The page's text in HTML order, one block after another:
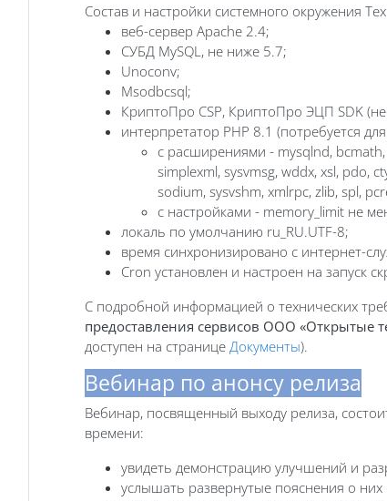
Состав и настройки системного окружения
веб-сервер Apache 2.4;
СУБД MySQL, не ниже 5.7;
Unoconv;
Msodbcsql;
КриптоПро CSP, КриптоПро ЭЦП SDK
интерпретатор PHP 8.1 (потребуется
с расширениями - mysqlnd,
simplexml, sysvmsg, wddx, xsl, pdo,
sodium, sysvshm, xmlrpc, zlib, spl,
с настройками - memory_limit не
локаль по умолчанию ru_RU.UTF-8;
время синхронизировано с интернет-
Cron установлен и настроен на запуск
С подробной информацией о технических
предоставления сервисов ООО «Открытые
доступен на странице Документы).
Вебинар по анонсу релиза
Вебинар, посвященный выходу релиза,
времени:
увидеть демонстрацию улучшений и
услышать развернутые пояснения о них